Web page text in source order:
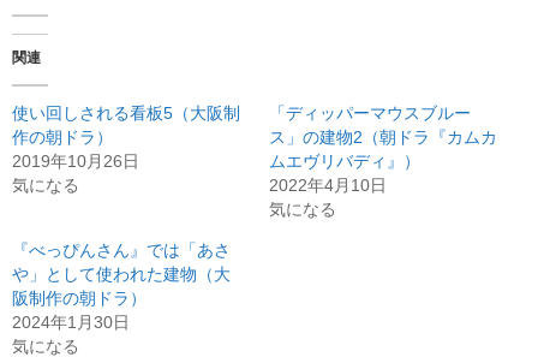
関連
使い回しされる看板5（大阪制
作の朝ドラ）
2019年10月26日
気になる
「ディッパーマウスブルー
ス」の建物2（朝ドラ『カムカ
ムエヴリバディ』）
2022年4月10日
気になる
『べっぴんさん』では「あさ
や」として使われた建物（大
阪制作の朝ドラ）
2024年1月30日
気になる